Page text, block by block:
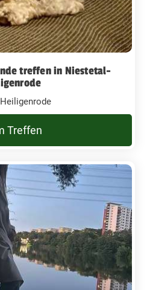
treffen in Niestetal-
Treffen